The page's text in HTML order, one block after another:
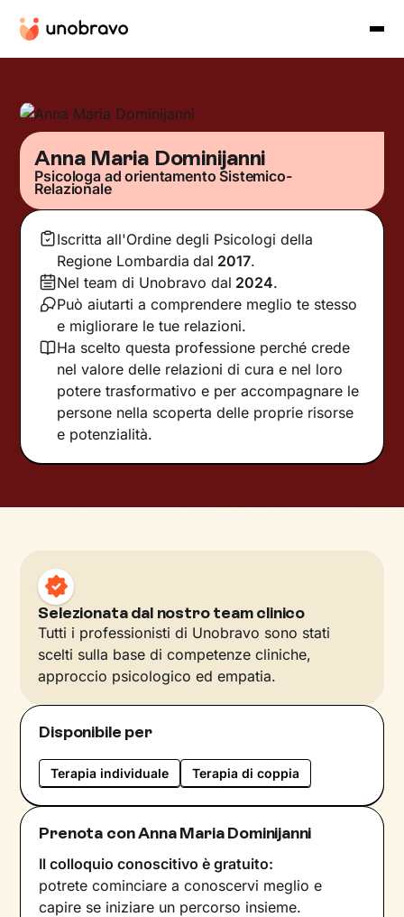
Anna Maria Dominijanni
Psicologa ad orientamento Sistemico-
Relazionale
Iscritta all'Ordine degli Psicologi della
Regione Lombardia dal 2017.
Nel team di Unobravo dal 2024.
Può aiutarti a comprendere meglio te stesso
e migliorare le tue relazioni.
Ha scelto questa professione perché crede
nel valore delle relazioni di cura e nel loro
potere trasformativo e per accompagnare le
persone nella scoperta delle proprie risorse
e potenzialità.
Selezionata dal nostro team clinico
Tutti i professionisti di Unobravo sono stati
scelti sulla base di competenze cliniche,
approccio psicologico ed empatia.
Disponibile per
Terapia individuale Terapia di coppia
Prenota con Anna Maria Dominijanni
Il colloquio conoscitivo è gratuito:
potrete cominciare a conoscervi meglio e
capire se iniziare un percorso insieme.